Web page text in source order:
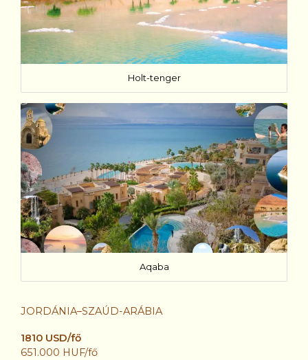
JORDÁNIA–SZAÚD-ARÁBIA
1810 USD/fő
651.000 HUF/fő
Holt-tenger
Aqaba